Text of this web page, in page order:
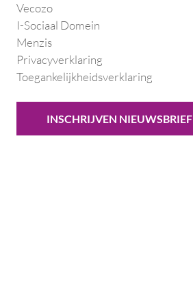
Vecozo
I-Sociaal Domein
Menzis
Privacyverklaring
Toegankelijkheidsverklaring
INSCHRIJVEN NIEUWSBRIEF